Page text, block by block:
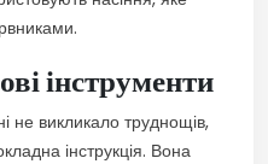
інструменти
не викликало труднощів,
інструкція. Вона